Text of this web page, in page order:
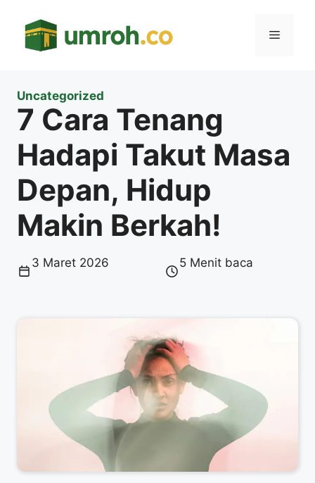
Menu
Uncategorized
7 Cara Tenang
Hadapi Takut Masa
Depan, Hidup
Makin Berkah!
3 Maret 2026 5 Menit baca